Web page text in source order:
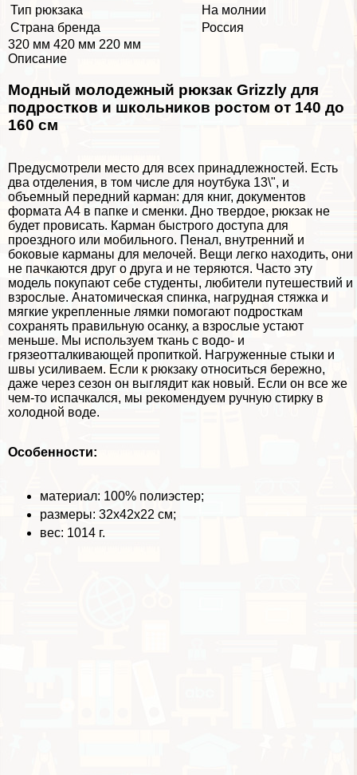
Тип рюкзака
На молнии
Страна бренда
Россия
320 мм 420 мм 220 мм
Описание
Модный молодежный рюкзак Grizzly для
подростков и школьников ростом от 140 до
160 см
Предусмотрели место для всех принадлежностей. Есть
два отделения, в том числе для ноутбука 13\", и
объемный передний карман: для книг, документов
формата А4 в папке и сменки. Дно твердое, рюкзак не
будет провисать. Карман быстрого доступа для
проездного или мобильного. Пенал, внутренний и
боковые карманы для мелочей. Вещи легко находить, они
не пачкаются друг о друга и не теряются. Часто эту
модель покупают себе студенты, любители путешествий и
взрослые. Анатомическая спинка, нагрудная стяжка и
мягкие укрепленные лямки помогают подросткам
сохранять правильную осанку, а взрослые устают
меньше. Мы используем ткань с водо- и
грязеотталкивающей пропиткой. Нагруженные стыки и
швы усиливаем. Если к рюкзаку относиться бережно,
даже через сезон он выглядит как новый. Если он все же
чем-то испачкался, мы рекомендуем ручную стирку в
холодной воде.
Особенности:
материал: 100% полиэстер;
размеры: 32х42х22 см;
вес: 1014 г.